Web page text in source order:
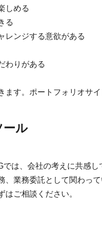
しめる
る
レンジする意欲がある
わりがある
す。ポートフォリオサイ
ール
では、会社の考えに共感
、業務委託として関わっ
ご相談ください。